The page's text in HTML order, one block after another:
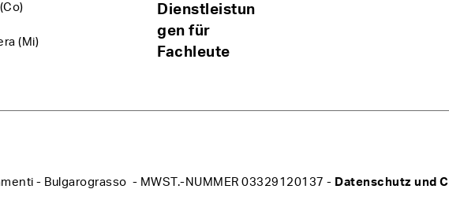
(Mi)
Dienstleistun
gen für
Fachleute
- Bulgarograsso - MWST.-NUMMER 03329120137 - Datenschutz und